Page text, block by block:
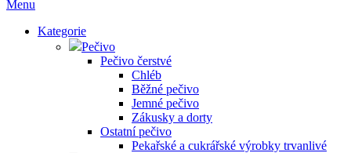
Menu
Kategorie
Pečivo
Pečivo čerstvé
Chléb
Běžné pečivo
Jemné pečivo
Zákusky a dorty
Ostatní pečivo
Pekařské a cukrářské výrobky trvanlivé